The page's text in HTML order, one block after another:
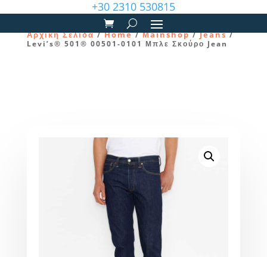
+30 2310 530815
Αρχική Σελίδα/Home/Μainshop/Jeans/
Levi’s® 501® 00501-0101 Μπλε Σκούρο Jean